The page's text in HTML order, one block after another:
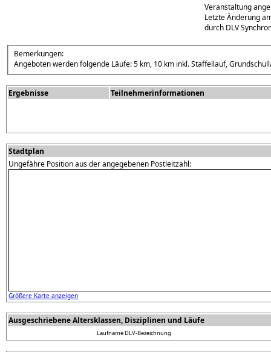
Veranstaltung
Letzte Änderung
durch DLV
Bemerkungen:
Angeboten werden folgende Läufe: 5 km, 10 km inkl. Staffellauf,
Ergebnisse Teilnehmerinformationen
Stadtplan
Ungefähre Position aus der angegebenen Postleitzahl:
Größere Karte anzeigen
Ausgeschriebene Altersklassen, Disziplinen und Läufe
LaufnameDLV-Bezeichnung